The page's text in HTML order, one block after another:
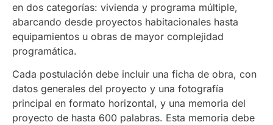
en dos categorías: vivienda y programa múltiple,
abarcando desde proyectos habitacionales hasta
equipamientos u obras de mayor complejidad
programática.
Cada postulación debe incluir una ficha de obra, con
datos generales del proyecto y una fotografía
principal en formato horizontal, y una memoria del
proyecto de hasta 600 palabras. Esta memoria debe